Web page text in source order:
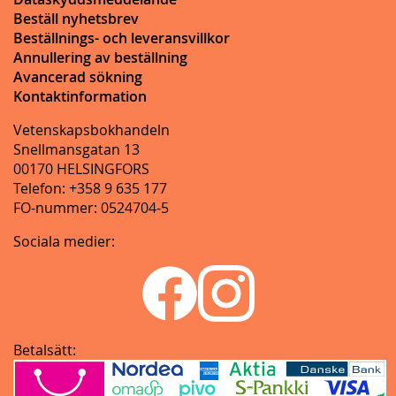
Beställ nyhetsbrev
Beställnings- och leveransvillkor
Annullering av beställning
Avancerad sökning
Kontaktinformation
Vetenskapsbokhandeln
Snellmansgatan 13
00170 HELSINGFORS
Telefon: +358 9 635 177
FO-nummer: 0524704-5
Sociala medier:
Betalsätt: